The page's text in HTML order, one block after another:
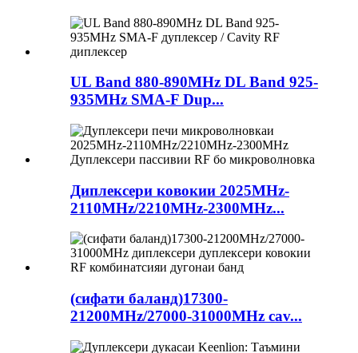
UL Band 880-890MHz DL Band 925-
935MHz SMA-F Dup...
Диплексери ковокии 2025MHz-
2110MHz/2210MHz-2300MHz...
(сифати баланд)17300-
21200MHz/27000-31000MHz cav...